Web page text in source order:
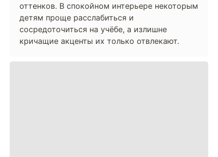
оттенков. В спокойном интерьере некоторым
детям проще расслабиться и
сосредоточиться на учёбе, а излишне
кричащие акценты их только отвлекают.